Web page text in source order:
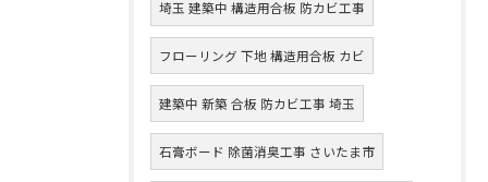
埼玉 建築中 構造用合板 防カビ工事
フローリング 下地 構造用合板 カビ
建築中 新築 合板 防カビ工事 埼玉
石膏ボード 除菌消臭工事 さいたま市